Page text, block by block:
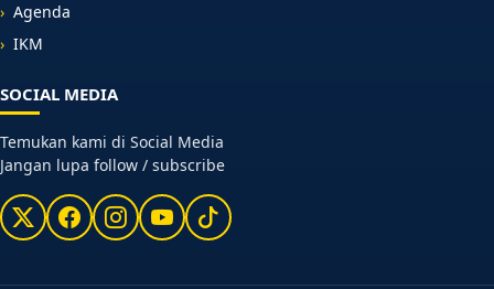
Agenda
IKM
SOCIAL MEDIA
Temukan kami di Social Media
Jangan lupa follow / subscribe